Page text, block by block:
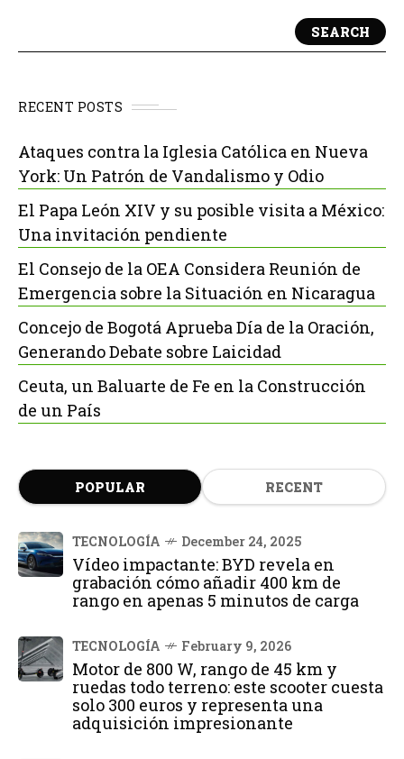
SEARCH
RECENT POSTS
Ataques contra la Iglesia Católica en Nueva
York: Un Patrón de Vandalismo y Odio
El Papa León XIV y su posible visita a México:
Una invitación pendiente
El Consejo de la OEA Considera Reunión de
Emergencia sobre la Situación en Nicaragua
Concejo de Bogotá Aprueba Día de la Oración,
Generando Debate sobre Laicidad
Ceuta, un Baluarte de Fe en la Construcción
de un País
POPULAR RECENT
TECNOLOGÍA December 24, 2025
Vídeo impactante: BYD revela en
grabación cómo añadir 400 km de
rango en apenas 5 minutos de carga
TECNOLOGÍA February 9, 2026
Motor de 800 W, rango de 45 km y
ruedas todo terreno: este scooter cuesta
solo 300 euros y representa una
adquisición impresionante